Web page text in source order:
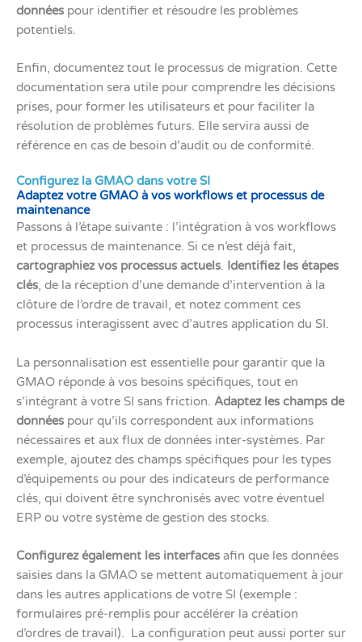
données pour identifier et résoudre les problèmes
potentiels.
Enfin, documentez tout le processus de migration. Cette
documentation sera utile pour comprendre les décisions
prises, pour former les utilisateurs et pour faciliter la
résolution de problèmes futurs. Elle servira aussi de
référence en cas de besoin d’audit ou de conformité.
Configurez la GMAO dans votre SI
Adaptez votre GMAO à vos workflows et processus de
maintenance
Passons à l’étape suivante : l’intégration à vos workflows
et processus de maintenance. Si ce n’est déjà fait,
cartographiez vos processus actuels. Identifiez les étapes
clés, de la réception d’une demande d’intervention à la
clôture de l’ordre de travail, et notez comment ces
processus interagissent avec d’autres application du SI.
La personnalisation est essentielle pour garantir que la
GMAO réponde à vos besoins spécifiques, tout en
s’intégrant à votre SI sans friction. Adaptez les champs de
données pour qu’ils correspondent aux informations
nécessaires et aux flux de données inter-systèmes. Par
exemple, ajoutez des champs spécifiques pour les types
d’équipements ou pour des indicateurs de performance
clés, qui doivent être synchronisés avec votre éventuel
ERP ou votre système de gestion des stocks.
Configurez également les interfaces afin que les données
saisies dans la GMAO se mettent automatiquement à jour
dans les autres applications de votre SI (exemple :
formulaires pré-remplis pour accélérer la création
d’ordres de travail). La configuration peut aussi porter sur